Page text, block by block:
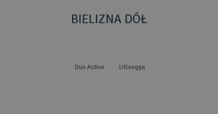
Duo Active Litleegga
BIELIZNA DÓŁ